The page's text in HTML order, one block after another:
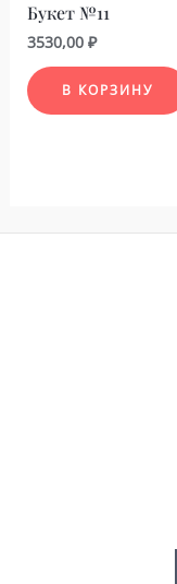
Букет №11
3530,00 ₽
В КОРЗИНУ